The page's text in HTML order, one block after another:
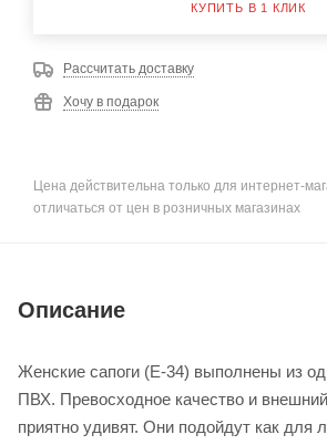
КУПИТЬ В 1 КЛИК
Рассчитать доставку
Хочу в подарок
Цена действительна только для интернет-
отличаться от цен в розничных магазинах
Описание
Женские сапоги (Е-34) выполнены из
ПВХ. Превосходное качество и
приятно удивят. Они подойдут как для